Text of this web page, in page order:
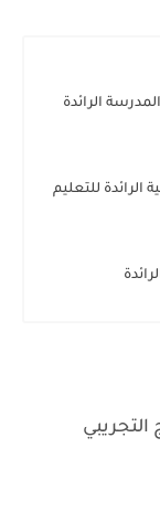
الرائدة
الرائدة للتعليم